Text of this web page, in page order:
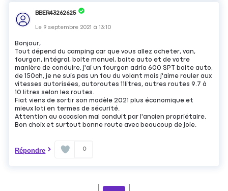
BBER43262625
Le 9 septembre 2021 à13:10
Bonjour,
Tout dépend du camping car que vous allez acheter, van,
fourgon, intégral, boite manuel, boite auto et de votre
manière de conduire, j'ai un fourgon adria 600 SPT boite auto,
de 150ch, je ne suis pas un fou du volant mais j'aime rouler aux
vitesses autorisées, autoroutes 11litres, autres routes 9.7 à
10 litres selon les routes.
Fiat viens de sortir son modèle 2021 plus économique et
mieux loti en termes de sécurité.
Attention au occasion mal conduit par l'ancien propriétaire.
Bon choix et surtout bonne route avec beaucoup de joie.
Répondre 0